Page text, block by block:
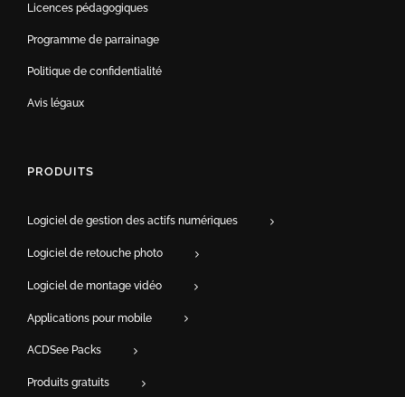
Licences pédagogiques
Programme de parrainage
Politique de confidentialité
Avis légaux
PRODUITS
Logiciel de gestion des actifs numériques
Logiciel de retouche photo
Logiciel de montage vidéo
Applications pour mobile
ACDSee Packs
Produits gratuits